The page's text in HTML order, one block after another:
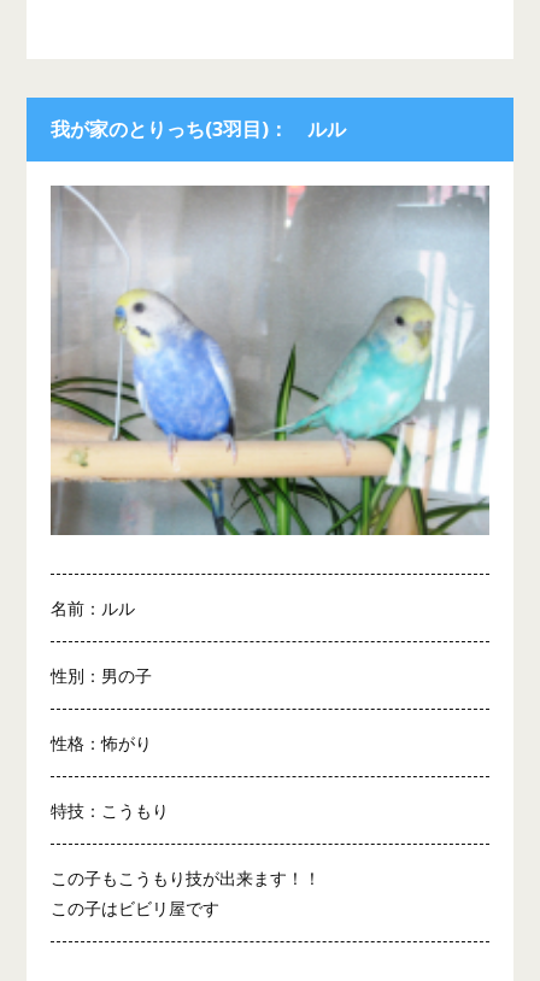
我が家のとりっち(3羽目)： ルル
名前：ルル
性別：男の子
性格：怖がり
特技：こうもり
この子もこうもり技が出来ます！！
この子はビビリ屋です